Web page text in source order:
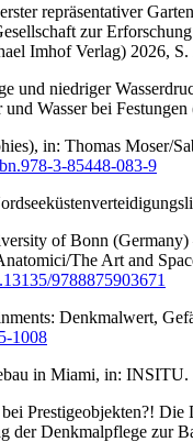
repräsentativer
zur
Imhof Verlag) 2026, S.
und niedriger
Wasser bei
in: Thomas Moser/
3-85448-083-9
of Bonn
The Art and
9788875903671
Denkmalwert,
1008
in Miami, in:
Prestigeobjekten?!
der Denkmalpflege zur